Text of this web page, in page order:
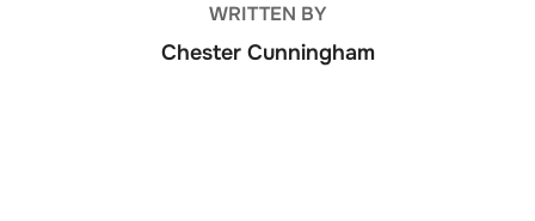
WRITTEN BY
Chester Cunningham